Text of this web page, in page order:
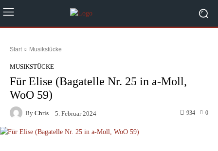
Start Musikstücke
MUSIKSTÜCKE
Für Elise (Bagatelle Nr. 25 in a-Moll,
WoO 59)
By Chris 5. Februar 2024 0
934